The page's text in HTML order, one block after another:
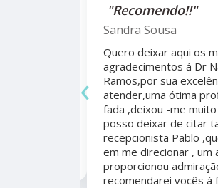
"Recomendo!!"
Sandra Sousa
Quero deixar aqui os
agradecimentos á Dr
Ramos,por sua
atender,uma ótima
fada ,deixou -me
posso deixar de citar
recepcionista Pablo
em me direcionar ,
proporcionou
recomendarei vocês á
‹